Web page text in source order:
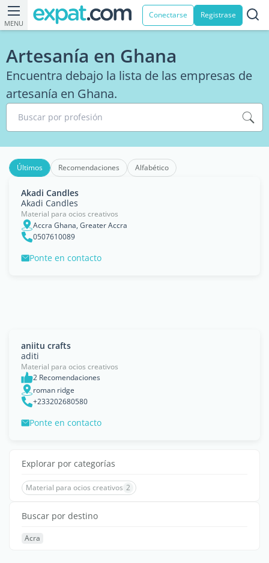
MENU
Conectarse Registrase
Artesanía en Ghana
Encuentra debajo la lista de las empresas de
artesanía en Ghana.
Buscar por profesión
Últimos Recomendaciones Alfabético
Akadi Candles
Akadi Candles
Material para ocios creativos
Accra Ghana, Greater Accra
0507610089
Ponte en contacto
aniitu crafts
aditi
Material para ocios creativos
2 Recomendaciones
roman ridge
+233202680580
Ponte en contacto
Explorar por categorías
Material para ocios creativos 2
Buscar por destino
Acra